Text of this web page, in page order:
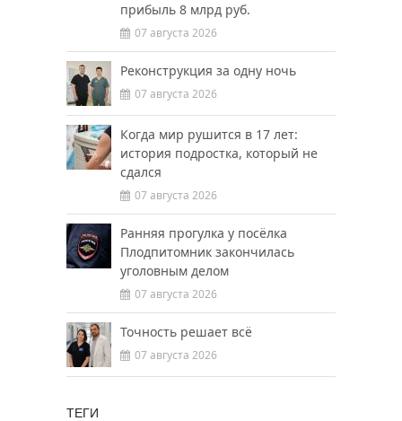
прибыль 8 млрд руб.
07 августа 2026
Реконструкция за одну ночь
07 августа 2026
Когда мир рушится в 17 лет:
история подростка, который не
сдался
07 августа 2026
Ранняя прогулка у посёлка
Плодпитомник закончилась
уголовным делом
07 августа 2026
Точность решает всё
07 августа 2026
ТЕГИ